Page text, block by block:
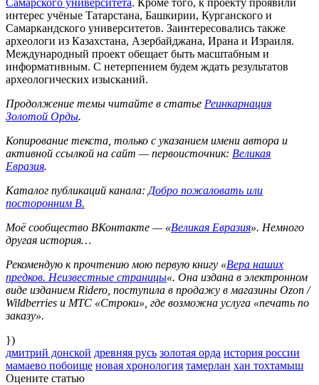
интерес учёные Татарстана, Башкирии, Курганского и
Самаркандского университетов. Заинтересовались также
археологи из Казахстана, Азербайджана, Ирана и Израиля.
Международный проект обещает быть масштабным и
информативным. С нетерпением будем ждать результатов
археологических изысканий.
Продолжение темы читайте в статье Реинкарнация
Золотой Орды.
Копирование текста, только с указанием имени автора и
активной ссылкой на сайт — первоисточник: Великая
Евразия.
Каталог публикаций канала: Добро пожаловать или
посторонним В.
Моё сообщество ВКонтакте — «Великая Евразия». Немного
другая история…
Рекомендую к прочтению мою первую книгу «Вера наших
предков. Неизвестные страницы«. Она издана в электронном
виде изданием Ridero, поступила в продажу в магазины Ozon /
Wildberries и МТС «Строки», где возможна услуга «печать по
заказу».
})
дмитрий донской древняя русь золотая орда история россии
мамаево побоище новая хронология тамерлан хан тохтамыш
Оцените статью